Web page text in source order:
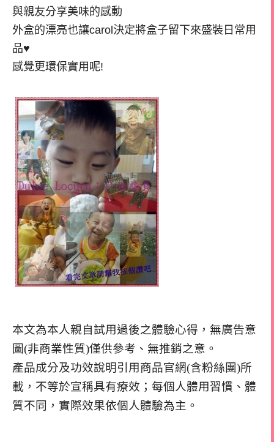
與親友分享美味的感動
外盒的漂亮也讓carol決定將盒子留下來盛裝日常用
品♥
感覺更環保實用呢!
本文為本人親自試用過後之體驗心得，無廣告意
圖(非商業性質)僅供參考、無推銷之意。
產品成分及功效說明引用商品官網(含粉絲團)所
載，不等於宣稱具有療效；每個人體用習慣、體
質不同，實際效果依個人體驗為主。